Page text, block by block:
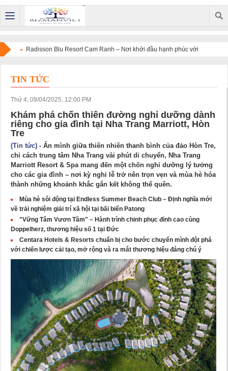
Radisson Blu Resort Cam Ranh – Nơi khởi đầu hạnh phúc với
đám cưới trong mơ giữa vẻ đẹp của biển Việt Nam
TIN TỨC
Thứ 4, 09/04/2025, 12:00 PM
Khám phá chốn thiên đường nghỉ dưỡng dành
riêng cho gia đình tại Nha Trang Marriott, Hòn
Tre
(Tin tức) - Ẩn mình giữa thiên nhiên thanh bình của đảo Hòn Tre,
chỉ cách trung tâm Nha Trang vài phút di chuyển, Nha Trang
Marriott Resort & Spa mang đến một chốn nghỉ dưỡng lý tưởng
cho các gia đình – nơi kỳ nghỉ lễ trở nên trọn vẹn và mùa hè hóa
thành những khoảnh khắc gắn kết không thể quên.
Mùa hè sôi động tại Endless Summer Beach Club – Định nghĩa mới
về trải nghiệm giải trí xã hội tại bãi biển Patong
"Vững Tâm Vươn Tầm" – Hành trình chinh phục đỉnh cao cùng
Doppelherz, thương hiệu số 1 tại Đức
Centara Hotels & Resorts chuẩn bị cho bước chuyển mình đột phá
với chiến lược cải tạo, mở rộng và ra mắt thương hiệu đáng chú ý